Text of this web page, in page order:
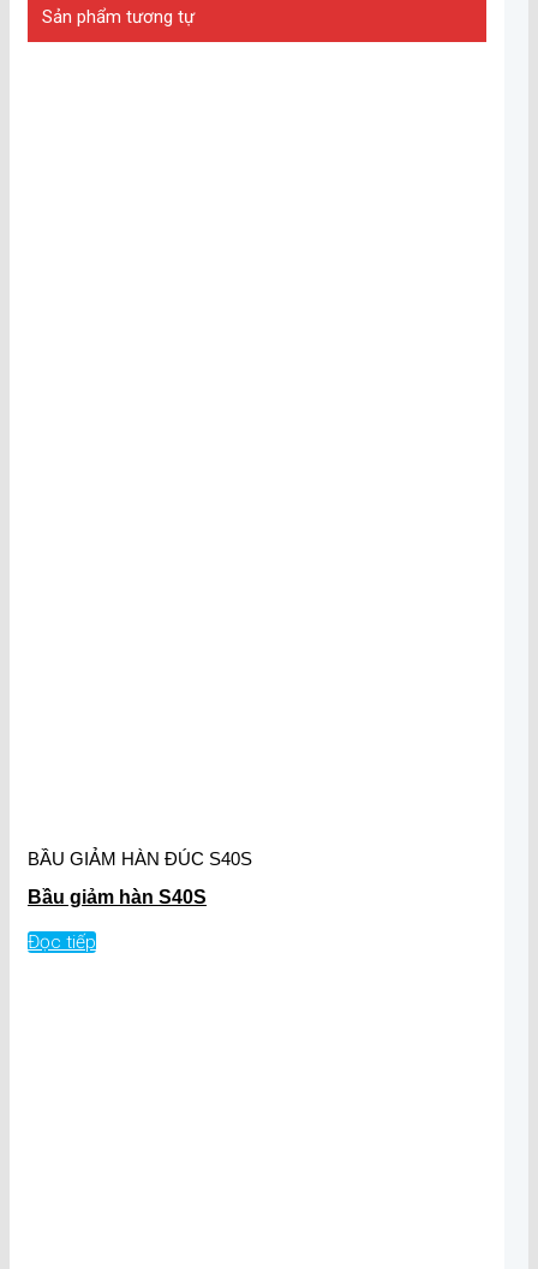
Sản phẩm tương tự
BẦU GIẢM HÀN ĐÚC S40S
Bầu giảm hàn S40S
Đọc tiếp